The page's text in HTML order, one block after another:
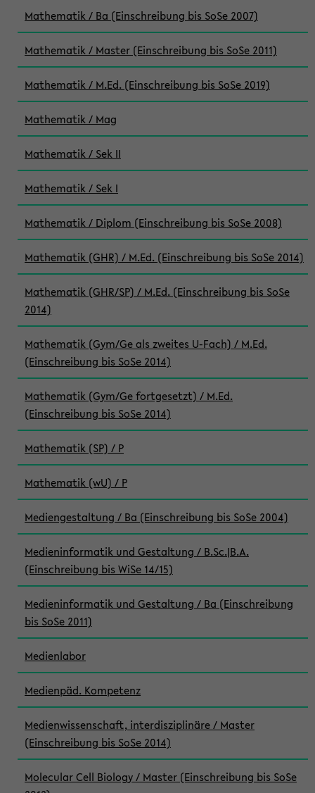
Mathematik / Ba (Einschreibung bis SoSe 2007)
Mathematik / Master (Einschreibung bis SoSe 2011)
Mathematik / M.Ed. (Einschreibung bis SoSe 2019)
Mathematik / Mag
Mathematik / Sek II
Mathematik / Sek I
Mathematik / Diplom (Einschreibung bis SoSe 2008)
Mathematik (GHR) / M.Ed. (Einschreibung bis SoSe 2014)
Mathematik (GHR/SP) / M.Ed. (Einschreibung bis SoSe
2014)
Mathematik (Gym/Ge als zweites U-Fach) / M.Ed.
(Einschreibung bis SoSe 2014)
Mathematik (Gym/Ge fortgesetzt) / M.Ed.
(Einschreibung bis SoSe 2014)
Mathematik (SP) / P
Mathematik (wU) / P
Mediengestaltung / Ba (Einschreibung bis SoSe 2004)
Medieninformatik und Gestaltung / B.Sc.|B.A.
(Einschreibung bis WiSe 14/15)
Medieninformatik und Gestaltung / Ba (Einschreibung
bis SoSe 2011)
Medienlabor
Medienpäd. Kompetenz
Medienwissenschaft, interdisziplinäre / Master
(Einschreibung bis SoSe 2014)
Molecular Cell Biology / Master (Einschreibung bis SoSe